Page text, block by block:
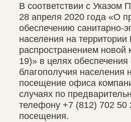
В соответствии с Указом
28 апреля 2020 года «О
обеспечению санитарно-
населения на
распространением новой
19)» в целях
благополучия населения
посещение офиса
случаях по
телефону +7 (812) 702 50
посещения.